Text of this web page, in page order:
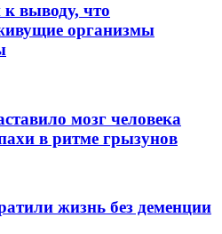
выводу, что
организмы
мозг человека
в ритме грызунов
жизнь без деменции